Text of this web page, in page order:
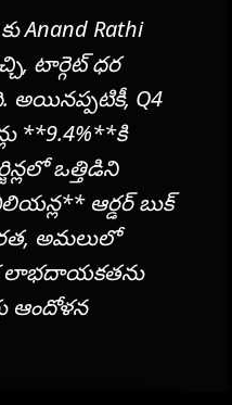
Anand Rathi
టార్గెట్ ధర
అయినప్పటికీ, Q4
**9.4%**కి
ఒత్తిడిని
ఆర్డర్ బుక్
అమలులో
లాభదాయకతను
ఆందోళన